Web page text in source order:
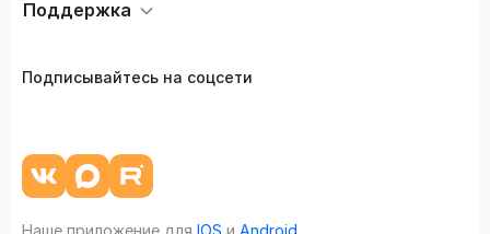
Поддержка
Подписывайтесь на соцсети